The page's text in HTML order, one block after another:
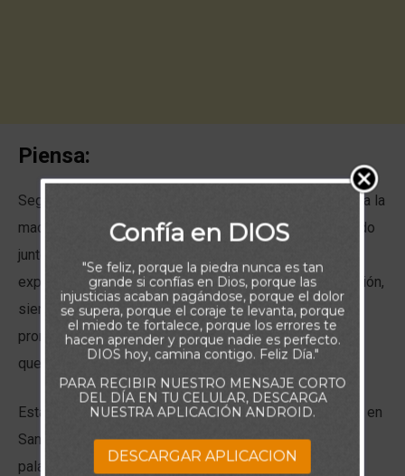
Piensa:
Según la escritura de hoy, uno de los rasgos que denota la
maduración de espíritu que hemos alcanzado caminando
junto a Dios, es el don de la prudencia en aquellos que
expresamos. Involucra pensar antes de emitir una opinión,
siendo conscientes de que al hacerlo, evitaremos
pronunciar comentarios hirientes, u ofensas a aquellos
que nos rodean.
Esta característica se corresponde con otra expresada en
Santiago 1:26 bajo la que respaldamos nuestra fe con
palabras que reflejen la presencia de Dios en nuestras
Confía en DIOS
"Se feliz, porque la piedra nunca es tan
grande si confías en Dios, porque las
injusticias acaban pagándose, porque el dolor
se supera, porque el coraje te levanta, porque
el miedo te fortalece, porque los errores te
hacen aprender y porque nadie es perfecto.
DIOS hoy, camina contigo. Feliz Día."
PARA RECIBIR NUESTRO MENSAJE CORTO
DEL DÍA EN TU CELULAR, DESCARGA
NUESTRA APLICACIÓN ANDROID.
DESCARGAR APLICACION